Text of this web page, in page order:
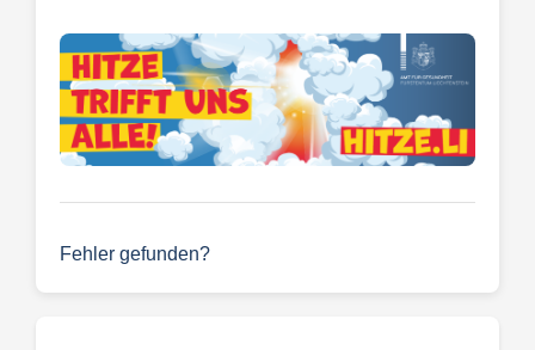
Fehler gefunden?